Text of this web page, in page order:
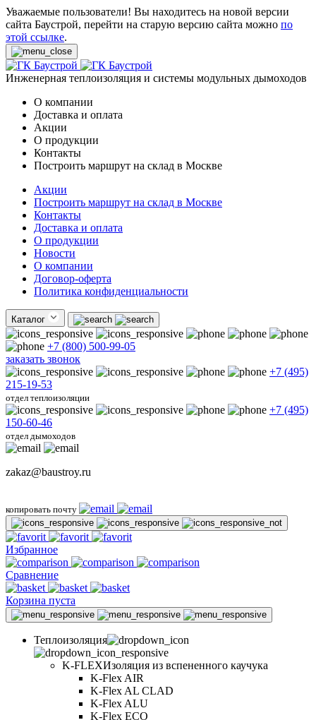
Уважаемые пользователи! Вы находитесь на новой версии
сайта Баустрой, перейти на старую версию сайта можно по
этой ссылке.
Инженерная теплоизоляция и системы модульных дымоходов
О компании
Доставка и оплата
Акции
О продукции
Контакты
Построить маршрут на склад в Москве
Акции
Построить маршрут на склад в Москве
Контакты
Доставка и оплата
О продукции
Новости
О компании
Договор-оферта
Политика конфиденциальности
Каталог
+7 (800) 500-99-05
заказать звонок
+7 (495)
215-19-53
отдел теплоизоляции
+7 (495)
150-60-46
отдел дымоходов
zakaz@baustroy.ru
копировать почту
Избранное
Сравнение
Корзина пуста
Теплоизоляция
K-FLEXИзоляция из вспененного каучука
K-Flex AIR
K-Flex AL CLAD
K-Flex ALU
K-Flex ECO